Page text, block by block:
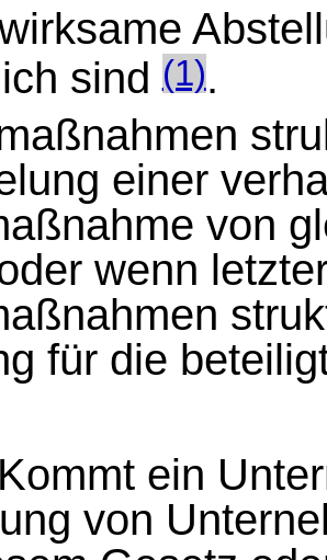
sind(1).
einer
von
wenn
für die
Kommt ein
von